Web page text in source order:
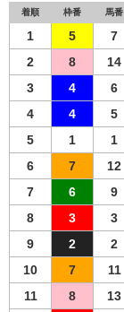
着順 枠番 馬番
1 5 7
2
8 14
3
4 6
4
4 5
5
1 1
6
7 12
7
6 9
8
3 3
9
2 2
10
7 11
11
8 13